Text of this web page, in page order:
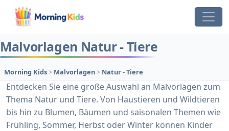
Malvorlagen Natur - Tiere
Morning Kids> Malvorlagen> Natur - Tiere
Entdecken Sie eine große Auswahl an Malvorlagen zum
Thema Natur und Tiere. Von Haustieren und Wildtieren
bis hin zu Blumen, Bäumen und saisonalen Themen wie
Frühling, Sommer, Herbst oder Winter können Kinder